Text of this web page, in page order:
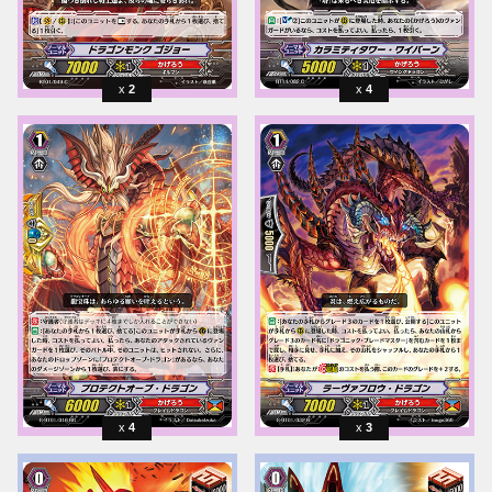
2 4
4 3